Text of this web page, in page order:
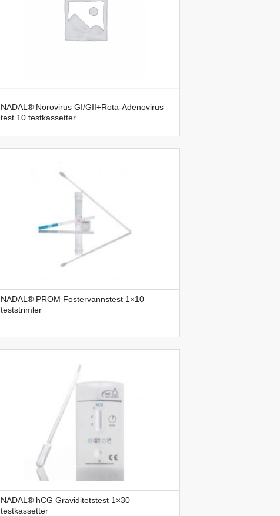
NADAL® Norovirus GI/GII+Rota-Adenovirus
test 10 testkassetter
NADAL® PROM Fostervannstest 1×10
teststrimler
NADAL® hCG Graviditetstest 1×30
testkassetter